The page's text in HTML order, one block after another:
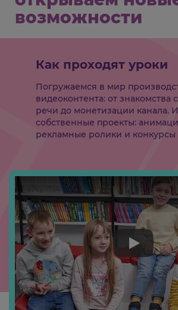
возможности
Как проходят уроки
Погружаемся в мир
видеоконтента: от знакомства
речи до монетизации канала.
собственные проекты:
рекламные ролики и конкурсы
Play